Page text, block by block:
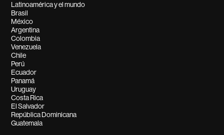
Latinoamérica y el mundo
Brasil
México
Argentina
Colombia
Venezuela
Chile
Perú
Ecuador
Panamá
Uruguay
Costa Rica
El Salvador
República Dominicana
Guatemala